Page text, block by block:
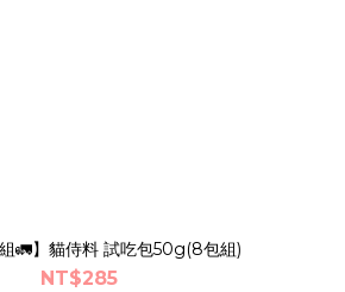
組🚛】貓侍料 試吃包50g(8包組)
NT$285